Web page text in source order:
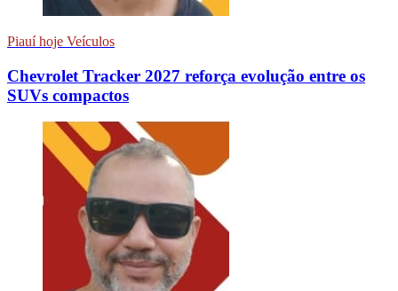
Piauí hoje Veículos
Chevrolet Tracker 2027 reforça evolução entre os
SUVs compactos